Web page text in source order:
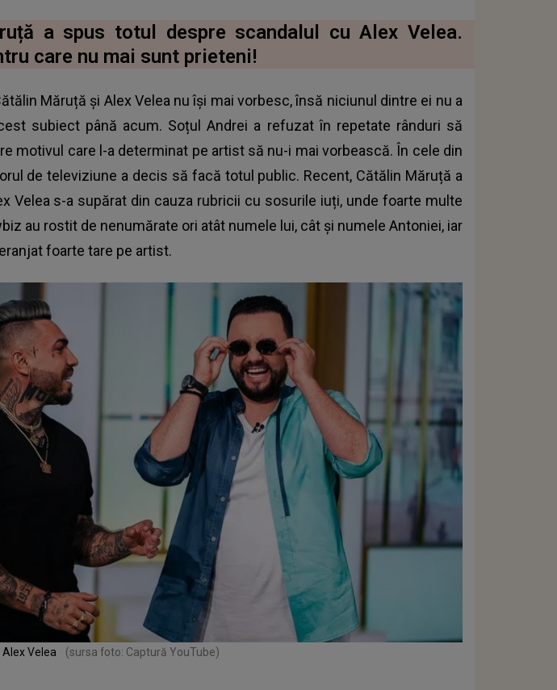
a spus totul despre scandalul cu Alex Velea.
care nu mai sunt prieteni!
Măruță și Alex Velea nu își mai vorbesc, însă niciunul dintre ei nu a
subiect până acum. Soțul Andrei a refuzat în repetate rânduri să
motivul care l-a determinat pe artist să nu-i mai vorbească. În cele din
de televiziune a decis să facă totul public. Recent, Cătălin Măruță a
Velea s-a supărat din cauza rubricii cu sosurile iuți, unde foarte multe
au rostit de nenumărate ori atât numele lui, cât și numele Antoniei, iar
foarte tare pe artist.
Velea (sursa foto: Captură YouTube)